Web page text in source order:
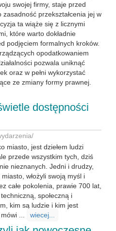
swojej firmy, staje przed
zasadność przekształcenia jej w
ta wiąże się z licznymi
które warto dokładnie
podjęciem formalnych kroków.
opodatkowaniem
pozwala uniknąć
oraz w pełni wykorzystać
ze zmiany formy prawnej.
dostępności
/
miasto, jest dziełem ludzi
przede wszystkim tych, dziś
nieznanych. Jedni i drudzy,
miasto, włożyli swoją myśl i
całe pokolenia, prawie 700 lat,
społeczną i
kim są ludzie i kim jest
...
wiecej...